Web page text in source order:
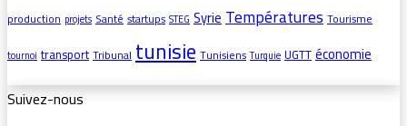
production projets Santéstartups STEG SyrieTempératuresTourisme
tournoi transportTribunaltunisieTunisiens Turquie UGTTéconomie
Suivez-nous